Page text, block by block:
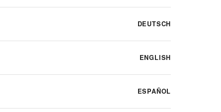
DEUTSCH
ENGLISH
ESPAÑOL